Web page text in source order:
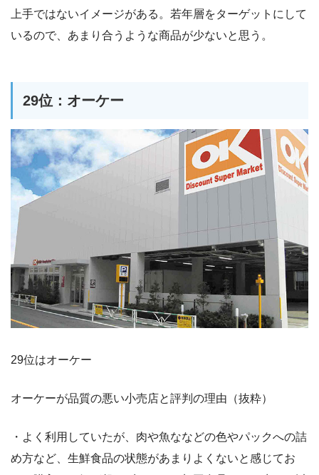
上手ではないイメージがある。若年層をターゲットにして
いるので、あまり合うような商品が少ないと思う。
29位：オーケー
29位はオーケー
オーケーが品質の悪い小売店と評判の理由（抜粋）
・よく利用していたが、肉や魚ななどの色やパックへの詰
め方など、生鮮食品の状態があまりよくないと感じてお